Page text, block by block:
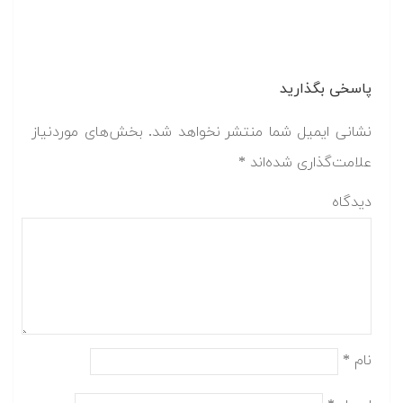
پاسخی بگذارید
نشانی ایمیل شما منتشر نخواهد شد. بخش‌های موردنیاز
علامت‌گذاری شده‌اند *
دیدگاه
نام *